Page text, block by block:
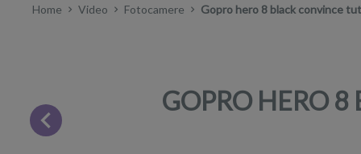
Home Video Fotocamere Gopro hero 8 black convince
GOPRO HERO 8